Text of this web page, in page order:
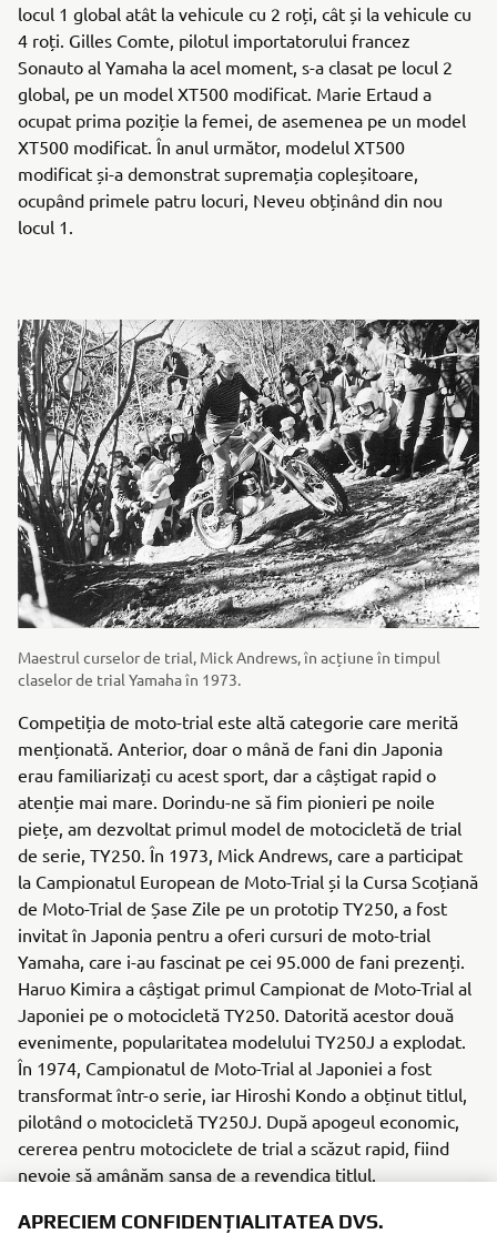
locul 1 global atât la vehicule cu 2 roți, cât și la vehicule cu
4 roți. Gilles Comte, pilotul importatorului francez
Sonauto al Yamaha la acel moment, s-a clasat pe locul 2
global, pe un model XT500 modificat. Marie Ertaud a
ocupat prima poziție la femei, de asemenea pe un model
XT500 modificat. În anul următor, modelul XT500
modificat și-a demonstrat supremația copleșitoare,
ocupând primele patru locuri, Neveu obținând din nou
locul 1.
Maestrul curselor de trial, Mick Andrews, în acțiune în timpul
claselor de trial Yamaha în 1973.
Competiția de moto-trial este altă categorie care merită
menționată. Anterior, doar o mână de fani din Japonia
erau familiarizați cu acest sport, dar a câștigat rapid o
atenție mai mare. Dorindu-ne să fim pionieri pe noile
piețe, am dezvoltat primul model de motocicletă de trial
de serie, TY250. În 1973, Mick Andrews, care a participat
la Campionatul European de Moto-Trial și la Cursa Scoțiană
de Moto-Trial de Șase Zile pe un prototip TY250, a fost
invitat în Japonia pentru a oferi cursuri de moto-trial
Yamaha, care i-au fascinat pe cei 95.000 de fani prezenți.
Haruo Kimira a câștigat primul Campionat de Moto-Trial al
Japoniei pe o motocicletă TY250. Datorită acestor două
evenimente, popularitatea modelului TY250J a explodat.
În 1974, Campionatul de Moto-Trial al Japoniei a fost
transformat într-o serie, iar Hiroshi Kondo a obținut titlul,
pilotând o motocicletă TY250J. După apogeul economic,
cererea pentru motociclete de trial a scăzut rapid, fiind
nevoie să amânăm șansa de a revendica titlul.
APRECIEM CONFIDENȚIALITATEA DVS.